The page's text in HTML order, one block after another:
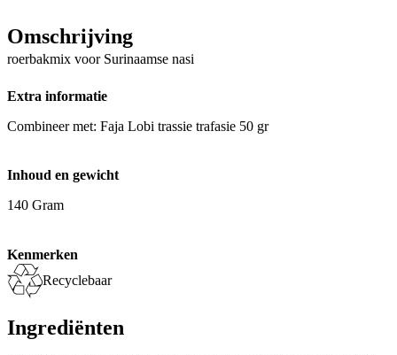
Omschrijving
roerbakmix voor Surinaamse nasi
Extra informatie
Combineer met: Faja Lobi trassie trafasie 50 gr
Inhoud en gewicht
140 Gram
Kenmerken
Recyclebaar
Ingrediënten